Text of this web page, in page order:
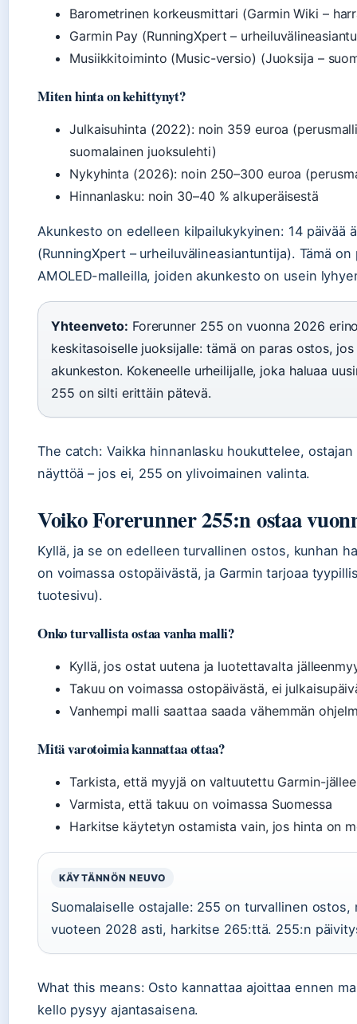
Barometrinen korkeusmittari (Garmin Wiki –
Garmin Pay (RunningXpert –
Musiikkitoiminto (Music-versio) (Juoksija –
Miten hinta on kehittynyt?
Julkaisuhinta (2022): noin 359 euroa
suomalainen juoksulehti)
Nykyhinta (2026): noin 250–300 euroa
Hinnanlasku: noin 30–40 % alkuperäisestä
Akunkesto on edelleen kilpailukykyinen: 14 päivää
(RunningXpert – urheiluvälineasiantuntija). Tämä
AMOLED-malleilla, joiden akunkesto on usein
Yhteenveto: Forerunner 255 on vuonna 2026
keskitasoiselle juoksijalle: tämä on paras ostos,
akunkeston. Kokeneelle urheilijalle, joka haluaa
255 on silti erittäin pätevä.
The catch: Vaikka hinnanlasku houkuttelee,
näyttöä – jos ei, 255 on ylivoimainen valinta.
Voiko Forerunner 255:n ostaa
Kyllä, ja se on edelleen turvallinen ostos, kunhan
on voimassa ostopäivästä, ja Garmin tarjoaa
tuotesivu).
Onko turvallista ostaa vanha malli?
Kyllä, jos ostat uutena ja luotettavalta
Takuu on voimassa ostopäivästä, ei
Vanhempi malli saattaa saada vähemmän
Mitä varotoimia kannattaa ottaa?
Tarkista, että myyjä on valtuutettu Garmin-
Varmista, että takuu on voimassa Suomessa
Harkitse käytetyn ostamista vain, jos hinta on
KÄYTÄNNÖN NEUVO
Suomalaiselle ostajalle: 255 on turvallinen
vuoteen 2028 asti, harkitse 265:ttä. 255:n
What this means: Osto kannattaa ajoittaa ennen
kello pysyy ajantasaisena.